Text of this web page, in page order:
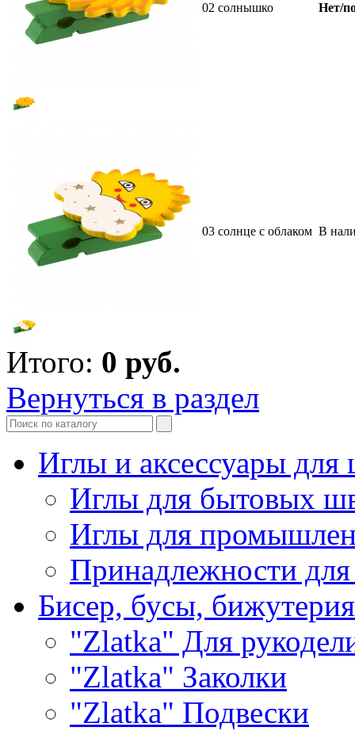
02 солнышко Нет/
03 солнце с облаком В
Итого: 0 руб.
Вернуться в раздел
Иглы и аксессуары
Иглы для бытовых
Иглы для
Принадлежности
Бисер, бусы, бижутерия
"Zlatka" Для
"Zlatka" Заколки
"Zlatka" Подвески